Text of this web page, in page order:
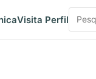
Visita Perfil